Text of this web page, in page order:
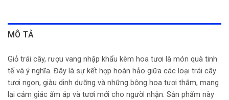
MÔ TẢ
Giỏ trái cây, rượu vang nhập khẩu kèm hoa tươi là món quà tinh
tế và ý nghĩa. Đây là sự kết hợp hoàn hảo giữa các loại trái cây
tươi ngon, giàu dinh dưỡng và những bông hoa tươi thắm, mang
lại cảm giác ấm áp và tươi mới cho người nhận. Sản phẩm này